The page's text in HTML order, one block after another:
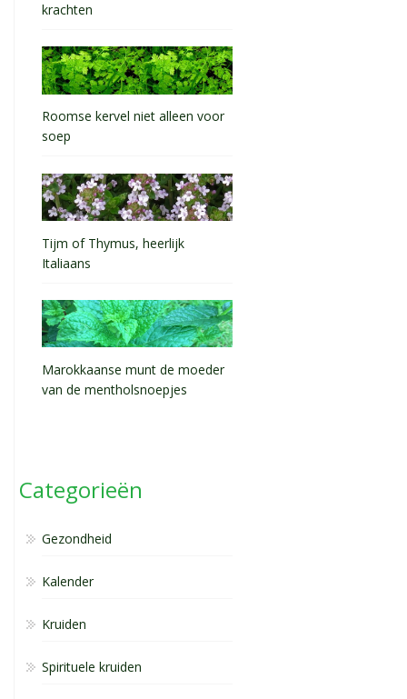
krachten
Roomse kervel niet alleen voor
soep
Tijm of Thymus, heerlijk
Italiaans
Marokkaanse munt de moeder
van de mentholsnoepjes
Categorieën
Gezondheid
Kalender
Kruiden
Spirituele kruiden